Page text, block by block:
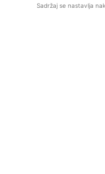
Sadržaj se nastavlja